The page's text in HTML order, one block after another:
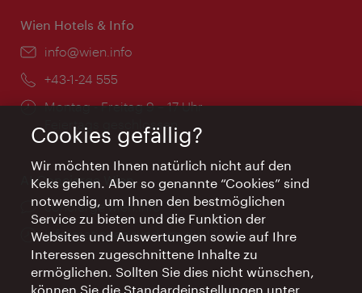
Wien Hotels & Info
Email:
info@wien.info
Telefon:
+43-1-24 555
Öffnungszeiten:
Montag - Freitag 9 – 17 Uhr
Feiertags geschlossen
AI Concierge Wien
Ort:
concierge.wien.info
Öffnungszeiten:
Informationen rund um die Uhr
Cookies gefällig?
Wir möchten Ihnen natürlich nicht auf den
Keks gehen. Aber so genannte “Cookies” sind
notwendig, um Ihnen den bestmöglichen
Service zu bieten und die Funktion der
Websites und Auswertungen sowie auf Ihre
Interessen zugeschnittene Inhalte zu
ermöglichen. Sollten Sie dies nicht wünschen,
können Sie die Standardeinstellungen unter